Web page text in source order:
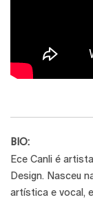
BIO:
Ece Canli é
Design. Nasceu
artística e vocal,